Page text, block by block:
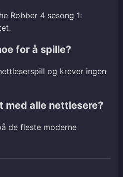
Robber 4 sesong 1:
for å spille?
og krever ingen
med alle nettlesere?
de fleste moderne